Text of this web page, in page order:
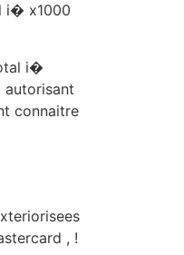
i� x1000
i�
autorisant
connaitre
, !